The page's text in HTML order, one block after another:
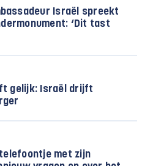
Israël spreekt
‘Dit tast
gelijk: Israël drijft
met zijn